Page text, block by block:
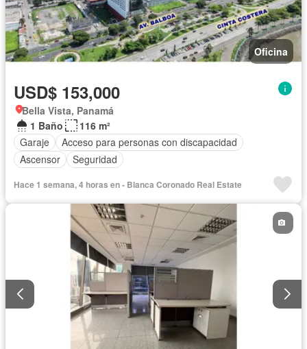
Oficina
USD$ 153,000
Bella Vista, Panamá
1 Baño
116 m²
Garaje
Acceso para personas con discapacidad
Ascensor
Seguridad
Hace 1 semana, 4 horas en - Blanca Coronado Real Estate